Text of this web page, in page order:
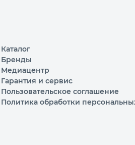
Каталог
Бренды
Медиацентр
Гарантия и сервис
Пользовательское соглашение
Политика обработки